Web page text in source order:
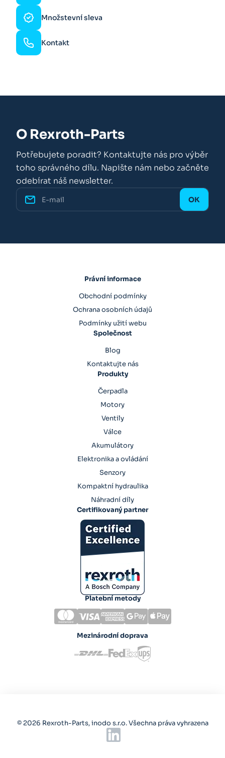
Množstevní sleva
Kontakt
O Rexroth-Parts
Potřebujete poradit? Kontaktujte nás pro výběr
toho správného dílu. Napište nám nebo začněte
odebírat náš newsletter.
Právní informace
Obchodní podmínky
Ochrana osobních údajů
Podmínky užití webu
Společnost
Blog
Kontaktujte nás
Produkty
Čerpadla
Motory
Ventily
Válce
Akumulátory
Elektronika a ovládání
Senzory
Kompaktní hydraulika
Náhradní díly
Certifikovaný partner
Platební metody
Mezinárodní doprava
© 2026 Rexroth-Parts, inodo s.r.o. Všechna práva vyhrazena